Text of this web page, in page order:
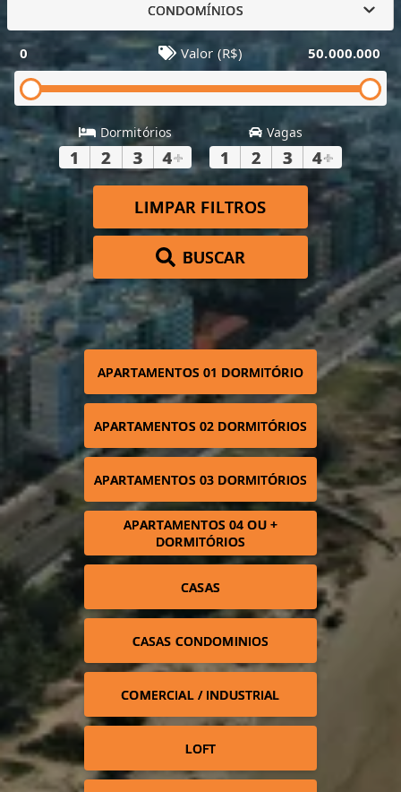
CONDOMÍNIOS
0 Valor (R$) 50.000.000
Dormitórios
1 2 3 4+
Vagas
1 2 3 4+
LIMPAR FILTROS
BUSCAR
APARTAMENTOS 01 DORMITÓRIO
APARTAMENTOS 02 DORMITÓRIOS
APARTAMENTOS 03 DORMITÓRIOS
APARTAMENTOS 04 OU +
DORMITÓRIOS
CASAS
CASAS CONDOMINIOS
COMERCIAL / INDUSTRIAL
LOFT